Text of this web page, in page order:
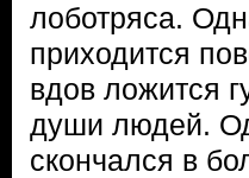
лоботряса.
приходится
вдов ложится
души людей.
скончался в